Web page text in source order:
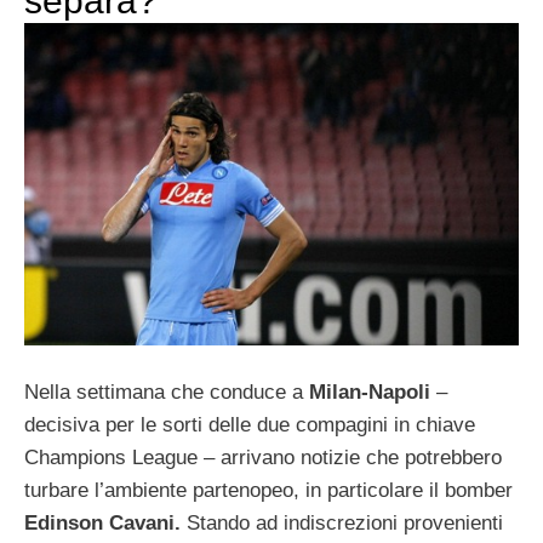
Nella settimana che conduce a Milan-Napoli –
decisiva per le sorti delle due compagini in chiave
Champions League – arrivano notizie che potrebbero
turbare l’ambiente partenopeo, in particolare il bomber
Edinson Cavani. Stando ad indiscrezioni provenienti